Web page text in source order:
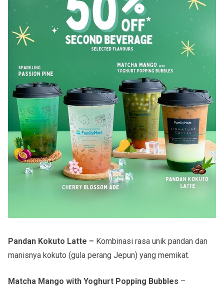
Pandan Kokuto Latte – Kombinasi rasa unik pandan dan
manisnya kokuto (gula perang Jepun) yang memikat.
Matcha Mango with Yoghurt Popping Bubbles –